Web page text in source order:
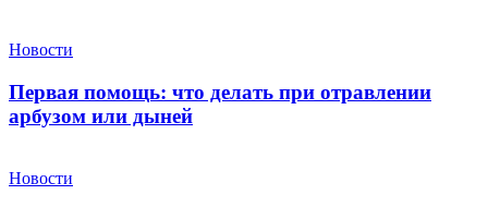
Новости
Первая помощь: что делать при отравлении
арбузом или дыней
Новости